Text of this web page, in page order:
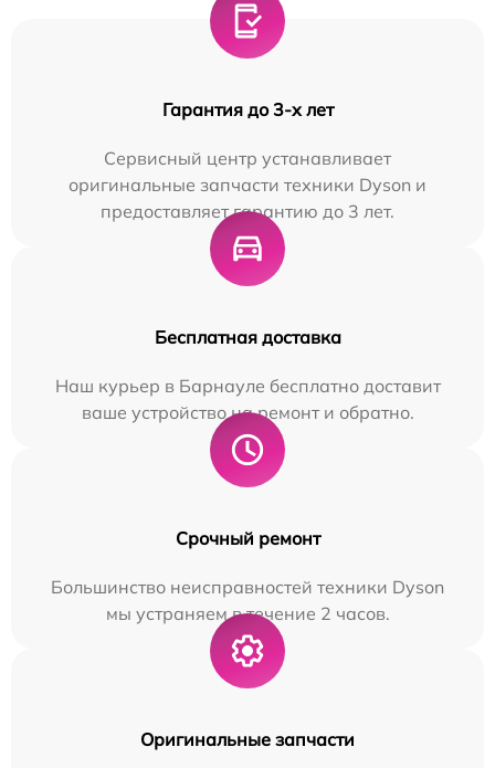
Гарантия до 3-х лет
Сервисный центр устанавливает
оригинальные запчасти техники Dyson и
предоставляет гарантию до 3 лет.
Бесплатная доставка
Наш курьер в Барнауле бесплатно доставит
ваше устройство на ремонт и обратно.
Срочный ремонт
Большинство неисправностей техники Dyson
мы устраняем в течение 2 часов.
Оригинальные запчасти